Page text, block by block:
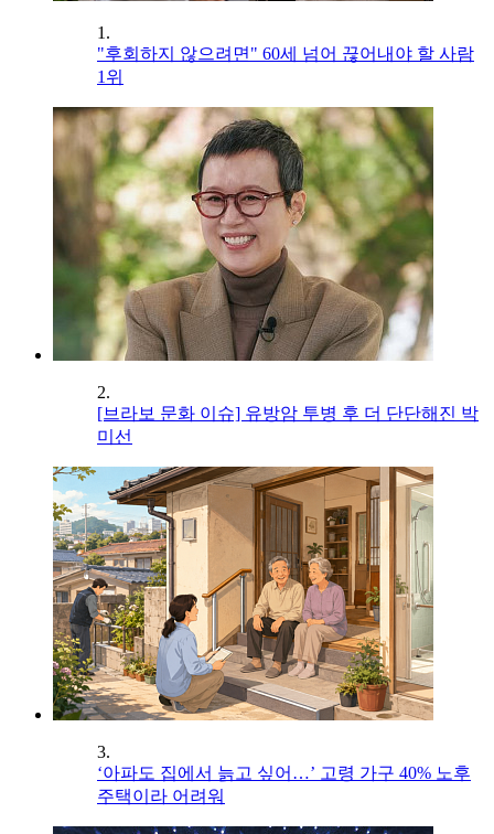
1.
"후회하지 않으려면" 60세 넘어 끊어내야 할 사람
1위
2.
[브라보 문화 이슈] 유방암 투병 후 더 단단해진 박
미선
3.
‘아파도 집에서 늙고 싶어…’ 고령 가구 40% 노후
주택이라 어려워